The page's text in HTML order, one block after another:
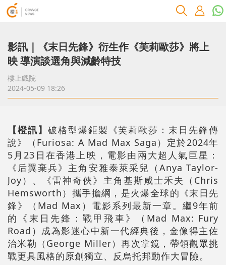
影訊｜《末日先鋒》衍生作《芙莉歐莎》將上
映 導演談選角與減齡特技
樓上戲院
2024-05-09 18:26
【橙訊】 破格型爆鉅製《芙莉歐莎：末日先鋒傳
說》（Furiosa: A Mad Max Saga）定於2024年
5月23日在香港上映，電影由兩大超人氣巨星：
《后翼棄兵》主角安雅泰萊采兒（Anya Taylor-
Joy）、《雷神奇俠》主角基斯咸士禾夫（Chris
Hemsworth）攜手擔綱，是火爆全球的《末日先
鋒》（Mad Max）電影系列最新一章。繼9年前
的《末日先鋒：戰甲飛車》（Mad Max: Fury
Road）成為影迷心中新一代經典後，金像得主佐
治米勒（George Miller）再次掌鏡，帶領觀眾挑
戰更具風格的原創獨立、反烏托邦動作大冒險。